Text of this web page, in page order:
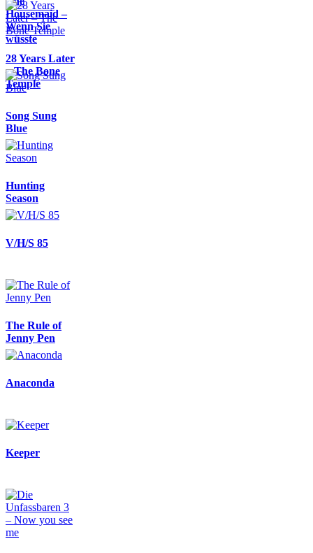
Housemaid –
Wenn Sie
wüsste
28 Years Later
– The Bone
Temple
Song Sung
Blue
Hunting
Season
V/H/S 85
The Rule of
Jenny Pen
Anaconda
Keeper